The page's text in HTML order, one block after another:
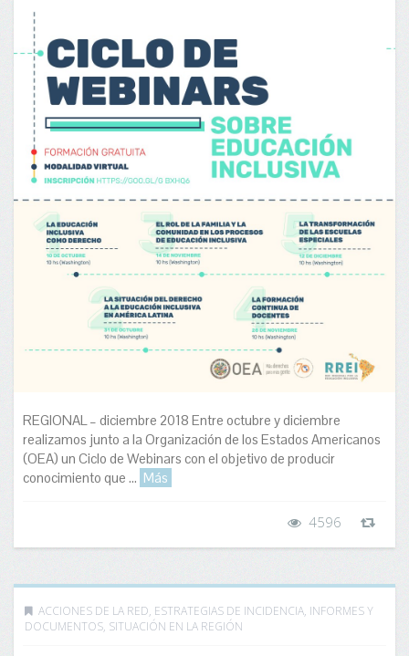
REGIONAL – diciembre 2018 Entre octubre y diciembre
realizamos junto a la Organización de los Estados Americanos
(OEA) un Ciclo de Webinars con el objetivo de producir
conocimiento que ... Más
4596
ACCIONES DE LA RED, ESTRATEGIAS DE INCIDENCIA, INFORMES Y
DOCUMENTOS, SITUACIÓN EN LA REGIÓN